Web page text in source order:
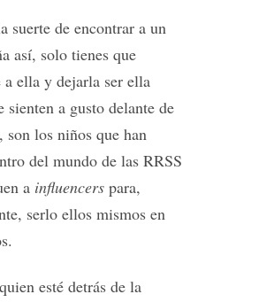
suerte de encontrar a un
así, solo tienes que
a ella y dejarla ser ella
sienten a gusto delante de
son los niños que han
del mundo de las RRSS
a influencers para,
serlo ellos mismos en
esté detrás de la